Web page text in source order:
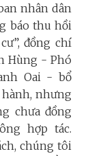
nhân dân
báo thu hồi
đồng chí
Hùng - Phó
Oai - bổ
hành, nhưng
chưa đồng
hợp tác.
chúng tôi